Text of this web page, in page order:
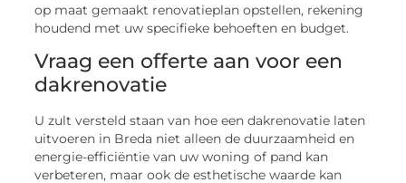
op maat gemaakt renovatieplan opstellen, rekening
houdend met uw specifieke behoeften en budget.
Vraag een offerte aan voor een
dakrenovatie
U zult versteld staan van hoe een dakrenovatie laten
uitvoeren in Breda niet alleen de duurzaamheid en
energie-efficiëntie van uw woning of pand kan
verbeteren, maar ook de esthetische waarde kan